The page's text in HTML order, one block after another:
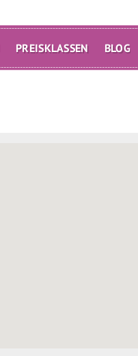
PREISKLASSEN BLOG